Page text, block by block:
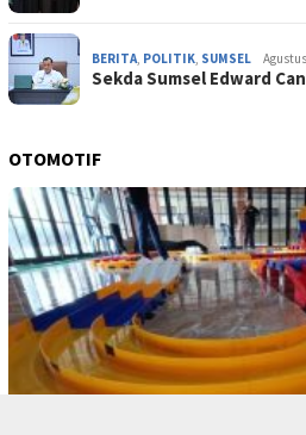
BERITA, POLITIK, SUMSEL
Sekda Sumsel Edward
OTOMOTIF